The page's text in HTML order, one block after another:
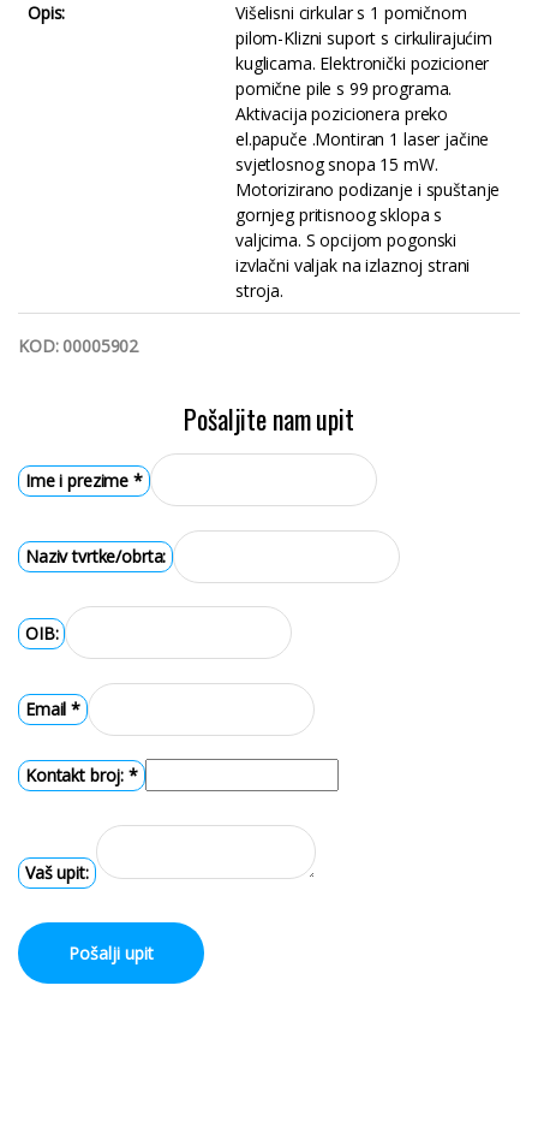
Opis:
Višelisni cirkular s 1 pomičnom
pilom-Klizni suport s cirkulirajućim
kuglicama. Elektronički pozicioner
pomične pile s 99 programa.
Aktivacija pozicionera preko
el.papuče .Montiran 1 laser jačine
svjetlosnog snopa 15 mW.
Motorizirano podizanje i spuštanje
gornjeg pritisnoog sklopa s
valjcima. S opcijom pogonski
izvlačni valjak na izlaznoj strani
stroja.
KOD: 00005902
Pošaljite nam upit
Ime i prezime*
Naziv tvrtke/obrta:
OIB:
Email*
Kontakt broj:*
Vaš upit:
Pošalji upit